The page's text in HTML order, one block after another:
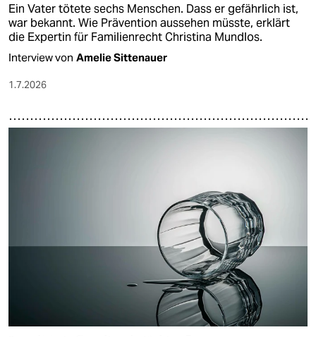
Ein Vater tötete sechs Menschen. Dass er gefährlich ist,
war bekannt. Wie Prävention aussehen müsste, erklärt
die Expertin für Familienrecht Christina Mundlos.
Interview von Amelie Sittenauer
1.7.2026